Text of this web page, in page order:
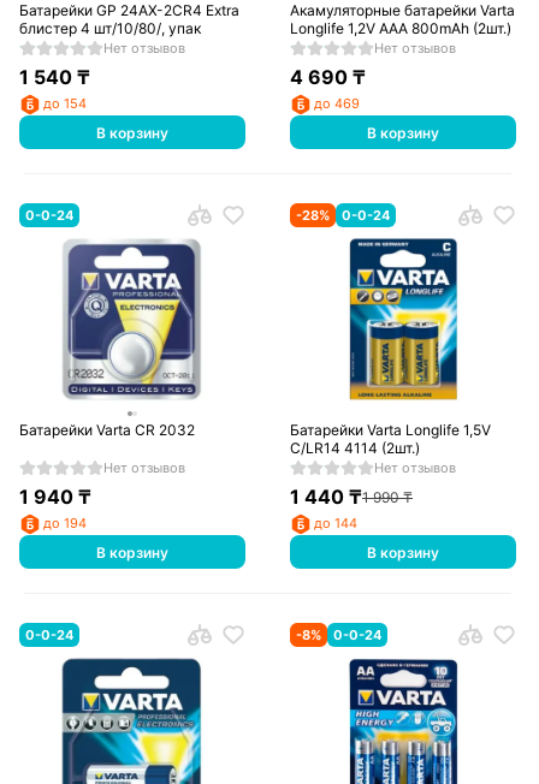
Батарейки GP 24AX-2CR4 Extra
блистер 4 шт/10/80/, упак
Нет отзывов
1 540₸
до 154
В корзину
Акамуляторные батарейки Varta
Longlife 1,2V AAA 800mAh (2шт.)
Нет отзывов
4 690 ₸
до 469
В корзину
0-0-24
Батарейки Varta CR 2032
Нет отзывов
1 940₸
до 194
В корзину
-28% 0-0-24
Батарейки Varta Longlife 1,5V
C/LR14 4114 (2шт.)
Нет отзывов
1 440 ₸1 990₸
до 144
В корзину
0-0-24 -8% 0-0-24